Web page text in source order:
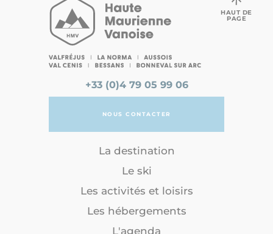
+33 (0)4 79 05 99 06
NOUS CONTACTER
La destination
Le ski
Les activités et loisirs
Les hébergements
L'agenda
HAUT DE
PAGE